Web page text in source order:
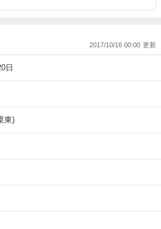
2017/10/16 00:00
日
東)